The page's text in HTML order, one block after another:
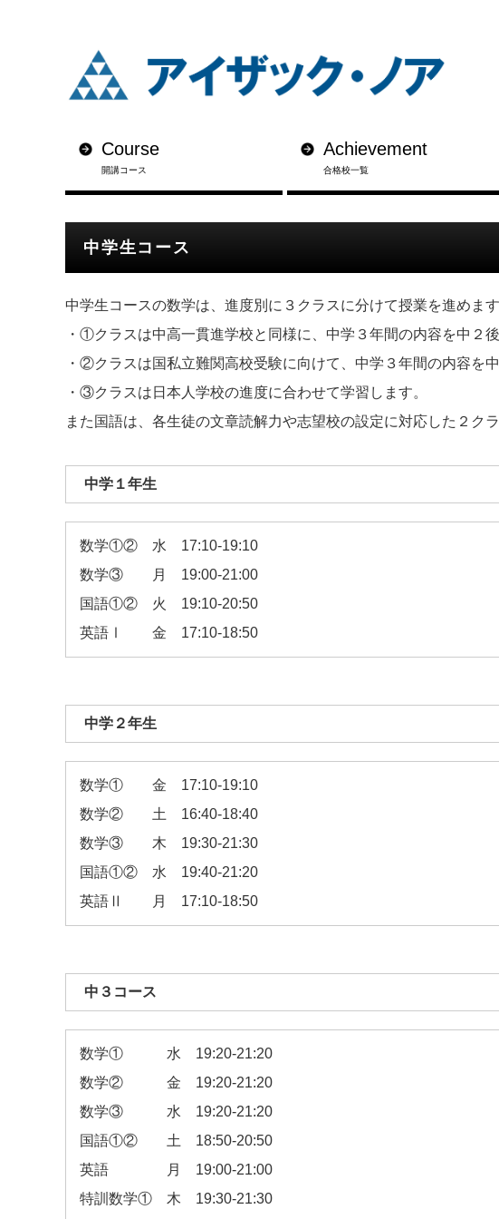
Course
開講コース
Achievement
合格校一覧
中学生コース
中学生コースの数学は、進度別に３クラスに分けて授業を進めます
・①クラスは中高一貫進学校と同様に、中学３年間の内容を中２
・②クラスは国私立難関高校受験に向けて、中学３年間の内容を
・③クラスは日本人学校の進度に合わせて学習します。
また国語は、各生徒の文章読解力や志望校の設定に対応した２ク
中学１年生
数学①② 水 17:10-19:10
数学③ 月 19:00-21:00
国語①② 火 19:10-20:50
英語Ⅰ 金 17:10-18:50
中学２年生
数学① 金 17:10-19:10
数学② 土 16:40-18:40
数学③ 木 19:30-21:30
国語①② 水 19:40-21:20
英語Ⅱ 月 17:10-18:50
中３コース
数学① 水 19:20-21:20
数学② 金 19:20-21:20
数学③ 水 19:20-21:20
国語①② 土 18:50-20:50
英語 月 19:00-21:00
特訓数学① 木 19:30-21:30